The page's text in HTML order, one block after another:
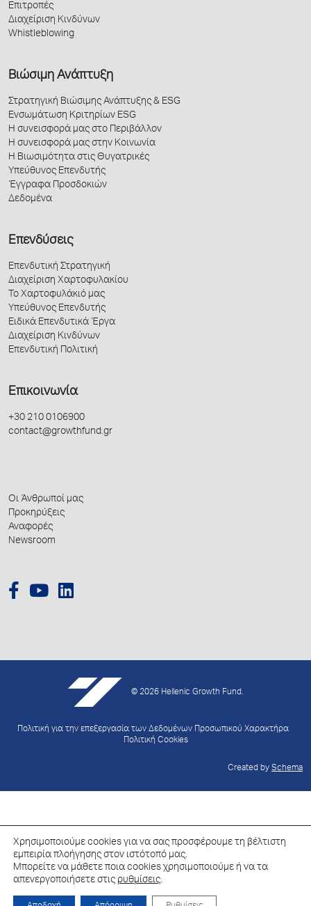
Επιτροπές
Διαχείριση Κινδύνων
Whistleblowing
Βιώσιμη Ανάπτυξη
Στρατηγική Βιώσιμης Ανάπτυξης & ESG
Ενσωμάτωση Κριτηρίων ESG
Η συνεισφορά μας στο Περιβάλλον
Η συνεισφορά μας στην Κοινωνία
Η Βιωσιμότητα στις Θυγατρικές
Υπεύθυνος Επενδυτής
Έγγραφα Προσδοκιών
Δεδομένα
Επενδύσεις
Επενδυτική Στρατηγική
Διαχείριση Χαρτοφυλακίου
Το Χαρτοφυλάκιό μας
Υπεύθυνος Επενδυτής
Ειδικά Επενδυτικά Έργα
Διαχείριση Κινδύνων
Επενδυτική Πολιτική
Επικοινωνία
+30 210 0106900
contact@growthfund.gr
Οι Άνθρωποί μας
Προκηρύξεις
Αναφορές
Newsroom
© 2026 Hellenic Growth Fund.
Πολιτική για την επεξεργασία των Δεδομένων Προσωπικού Χαρακτήρα
Πολιτική Cookies
Created by Schema
Χρησιμοποιούμε cookies για να σας προσφέρουμε τη βέλτιστη
εμπειρία πλοήγησης στον ιστότοπό μας.
Μπορείτε να μάθετε ποια cookies χρησιμοποιούμε ή να τα
απενεργοποιήσετε στις ρυθμίσεις.